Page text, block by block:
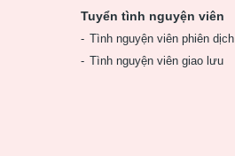
Tuyển tình nguyện viên
Tình nguyện viên phiên dịch
Tình nguyện viên giao lưu